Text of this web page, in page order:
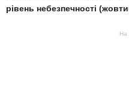
рівень небезпечності
На